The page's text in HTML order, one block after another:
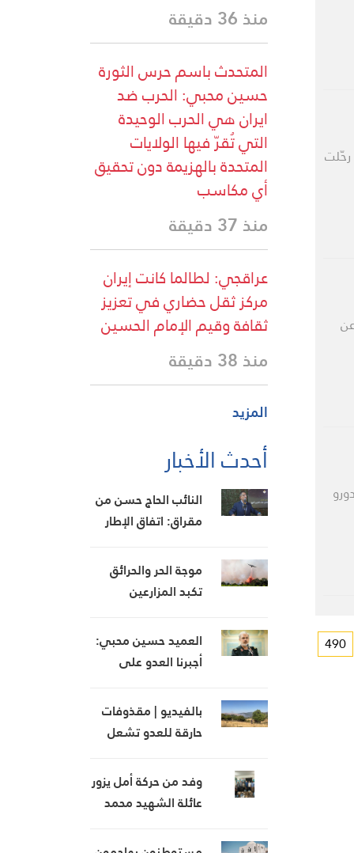
رحّلت
490
منذ 36 دقيقة
المتحدث باسم حرس الثورة
حسين محبي: الحرب ضد
ايران هي الحرب الوحيدة
التي تُقرّ فيها الولايات
المتحدة بالهزيمة دون تحقيق
أي مكاسب
منذ 37 دقيقة
عراقجي: لطالما كانت إيران
مركز ثقل حضاري في تعزيز
ثقافة وقيم الإمام الحسين
منذ 38 دقيقة
المزيد
أحدث الأخبار
النائب الحاج حسن من
مقراق: اتفاق الإطار
تبيع الأوهام للبنانيين
موجة الحر والحرائق
تكبد المزارعين
بمليارات اليوروهات
العميد حسين محبي:
أجبرنا العدو على
وهرمز معركة جغرافية
بالفيديو | مقذوفات
حارقة للعدو تشعل
النيران تمتد من نيحا
إلى كفرحونة
وفد من حركة أمل يزور
عائلة الشهيد محمد